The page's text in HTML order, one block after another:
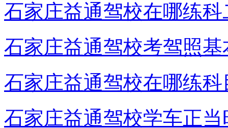
石家庄益通驾校在哪练科
石家庄益通驾校考驾照基
石家庄益通驾校在哪练科
石家庄益通驾校学车正